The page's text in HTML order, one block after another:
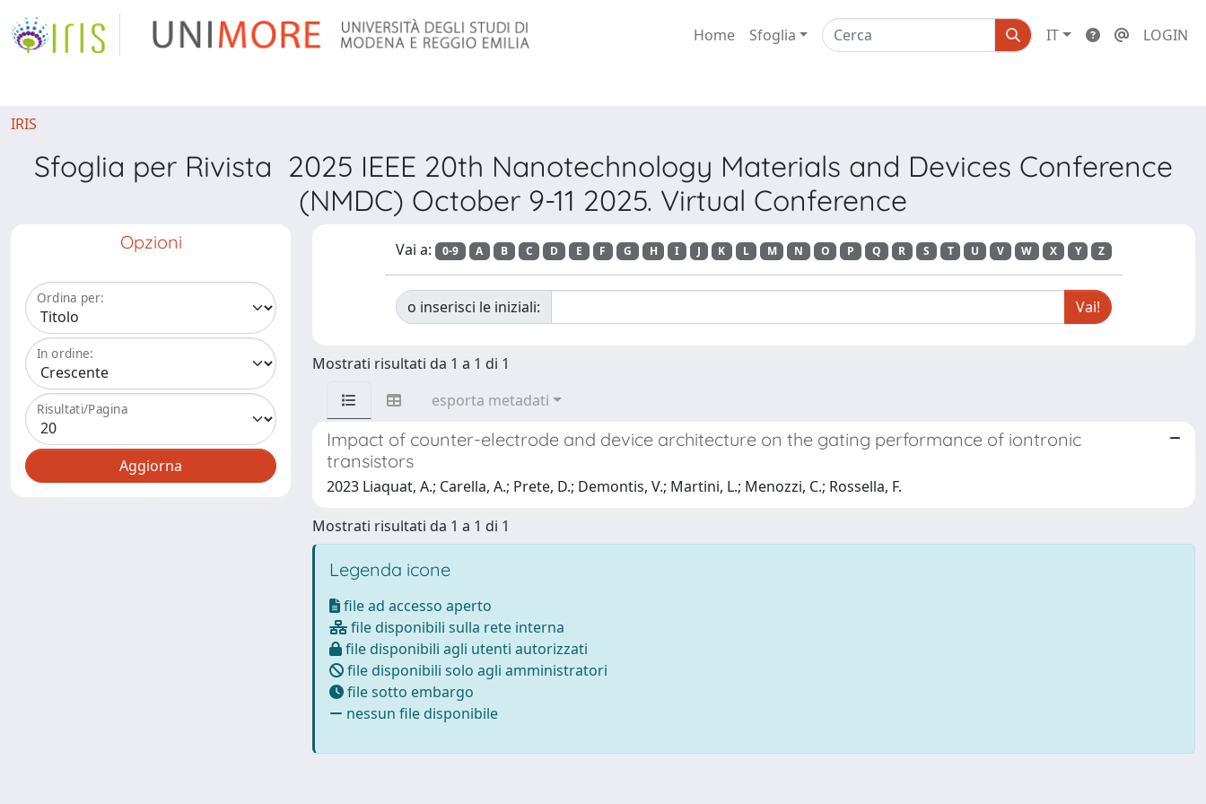
Home Sfoglia IT LOGIN
IRIS
Sfoglia per Rivista 2025 IEEE 20th Nanotechnology Materials and Devices Conference
(NMDC) October 9-11 2025. Virtual Conference
Opzioni
Ordina per:
In ordine:
Risultati/Pagina
Vai a: 0-9 A B C D E F G H I J K L M N O P Q R S T U V W X Y Z
o inserisci le iniziali:
Mostrati risultati da 1 a 1 di 1
esporta metadati
Impact of counter-electrode and device architecture on the gating performance of iontronic
transistors
2023 Liaquat, A.; Carella, A.; Prete, D.; Demontis, V.; Martini, L.; Menozzi, C.; Rossella, F.
Mostrati risultati da 1 a 1 di 1
Legenda icone
file ad accesso aperto
file disponibili sulla rete interna
file disponibili agli utenti autorizzati
file disponibili solo agli amministratori
file sotto embargo
nessun file disponibile